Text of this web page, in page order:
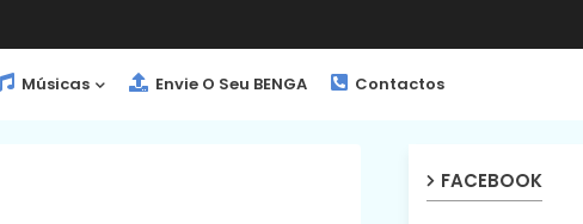
Músicas Envie O Seu BENGA Contactos
FACEBOOK